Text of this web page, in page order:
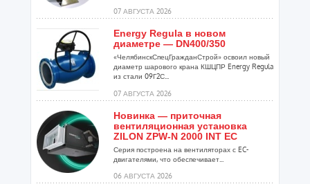
07 АВГУСТА 2026
Energy Regula в новом
диаметре — DN400/350
«ЧелябинскСпецГражданСтрой» освоил новый
диаметр шарового крана КШЦПР Energy Regula
из стали 09Г2С...
07 АВГУСТА 2026
Новинка — приточная
вентиляционная установка
ZILON ZPW-N 2000 INT EC
Серия построена на вентиляторах с EC-
двигателями, что обеспечивает...
06 АВГУСТА 2026